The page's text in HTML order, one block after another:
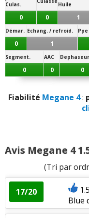
Qualité des
Qualité son/
Usure des
Volume
- (205/55 R 16
17 pouces
- (205/50 R 17:
trottoirs / Confort
Note des internautes :
14.7/20
Panne la plus signalée :
Electronique
Culas.
Huile
0 0 1
Démar. Echang. / refroid.
0 1
Segment. AAC Dephaseur
0 0 0
Fiabilité Megane 4:
Avis Megane 4
(Tri par
17/20
Blue